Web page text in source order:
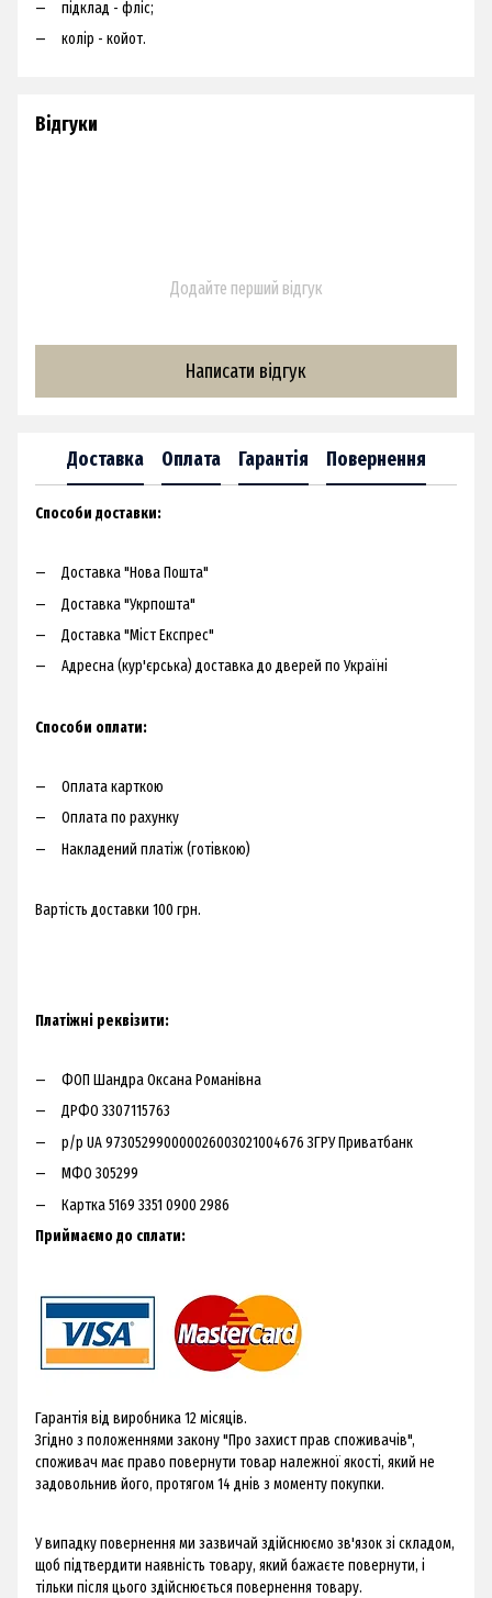
підклад - фліс;
колір - койот.
Відгуки
Додайте перший відгук
Написати відгук
Доставка Оплата Гарантія Повернення
Способи доставки:​
Доставка "Нова Пошта"
Доставка "Укрпошта"
Доставка "Міст Експрес"
Адресна (кур'єрська) доставка до дверей по Україні​
Способи оплати:
Оплата карткою
Оплата по рахунку
Накладений платіж (готівкою)
Вартість доставки 100 грн.​
Платіжні реквізити:
ФОП Шандра Оксана Романівна
ДРФО 3307115763
р/р UA 973052990000026003021004676 ЗГРУ Приватбанк
МФО 305299
Картка 5169 3351 0900 2986
Приймаємо до сплати:
Гарантія від виробника 12 місяців.
Згідно з положеннями закону "Про захист прав споживачів",
споживач має право повернути товар належної якості, який не
задовольнив його, протягом 14 днів з моменту покупки.
​У випадку повернення ми зазвичай здійснюємо зв'язок зі складом,
щоб підтвердити наявність товару, який бажаєте повернути, і
тільки після цього здійснюється повернення товару.